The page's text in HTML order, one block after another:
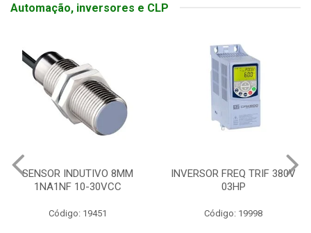
Automação, inversores e CLP
SENSOR INDUTIVO 8MM
1NA1NF 10-30VCC
Código: 19451
INVERSOR FREQ TRIF 380V
03HP
Código: 19998